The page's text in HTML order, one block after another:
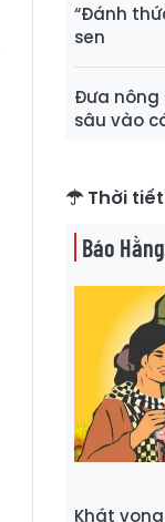
“Đánh
sen
Đưa nông
sâu vào
Thời tiết
Báo
Khát